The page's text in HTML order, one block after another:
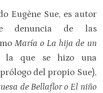
Eugène Sue, es autor
denuncia de las
María o La hija de un
la que se hizo una
del propio Sue),
de Bellaflor o El niño